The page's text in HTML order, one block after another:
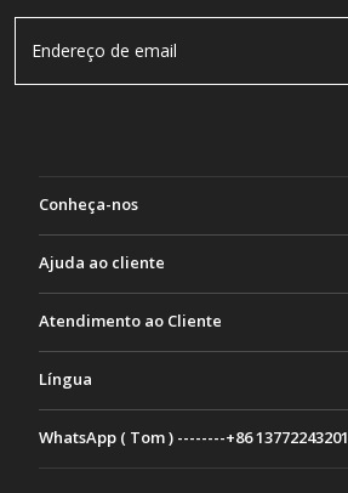
Conheça-nos
Termos e Condições
Ajuda ao cliente
Contate-nos
Atendimento ao Cliente
Métodos de Pagamento
Língua
WhatsApp ( Tom ) --------+86 13772243201